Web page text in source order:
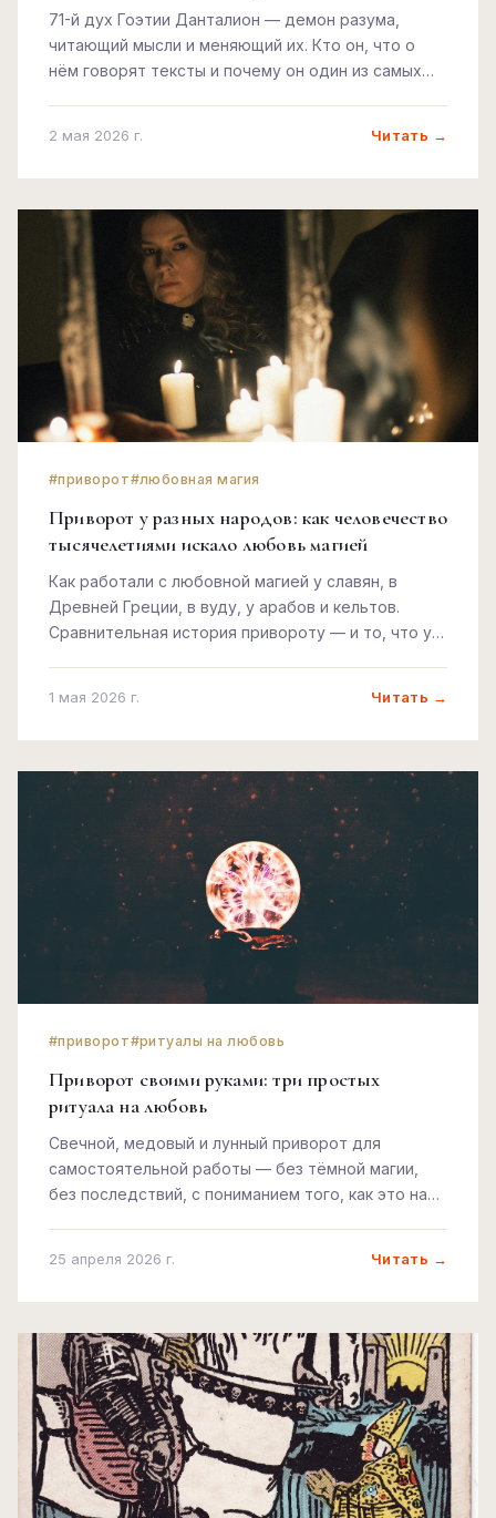
71-й дух Гоэтии Данталион — демон разума,
читающий мысли и меняющий их. Кто он, что о
нём говорят тексты и почему он один из самых
2 мая 2026 г. Читать →
#приворот#любовная магия
Приворот у разных народов: как человечество
тысячелетиями искало любовь магией
Как работали с любовной магией у славян, в
Древней Греции, в вуду, у арабов и кельтов.
Сравнительная история привороту — и то, что у
1 мая 2026 г. Читать →
#приворот#ритуалы на любовь
Приворот своими руками: три простых
ритуала на любовь
Свечной, медовый и лунный приворот для
самостоятельной работы — без тёмной магии,
без последствий, с пониманием того, как это на
25 апреля 2026 г. Читать →